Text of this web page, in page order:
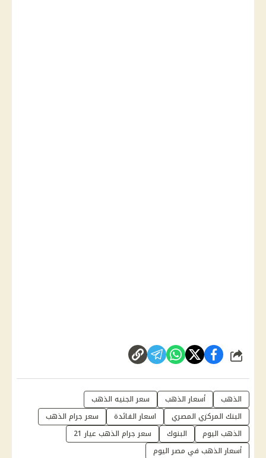
شارك
الذهب أسعار الذهب
سعر الجنيه الذهب
البنك المركزي المصري
اسعار الفائدة
سعر جرام الذهب
الذهب اليوم
البنوك
سعر جرام الذهب عيار 21
أسعار الذهب في مصر اليوم